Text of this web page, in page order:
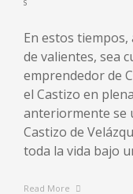
En estos
de valientes, sea
emprendedor de
el Castizo en
anteriormente se
Castizo de
toda la vida bajo
Read More